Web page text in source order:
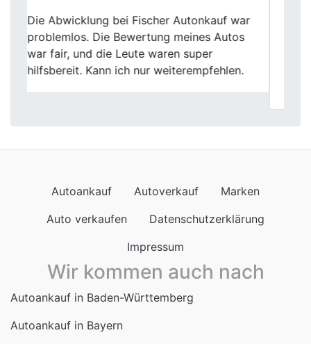
Fischer Autoankauf in Waltrop hat mir echt
geholfen, meinen alten Wagen
loszuwerden. Die Leute dort waren total
nett und die Bewertung meines Autos war
Previous
Autoankauf Autoverkauf
Marken
Auto verkaufen
Datenschutzerklärung
Impressum
Wir kommen auch nach
Autoankauf in Baden-Württemberg
Autoankauf in Bayern